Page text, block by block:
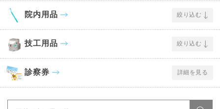
院内用品 絞り込む
技工用品 絞り込む
診察券 詳細を見る